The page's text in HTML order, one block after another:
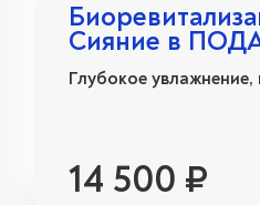
Сияние в
Глубокое увлажнение,
14 500 ₽